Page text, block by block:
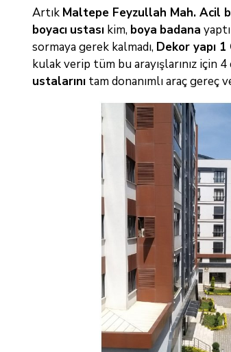
Artık Maltepe Feyzullah Mah. Acil
boyacı ustası kim, boya badana
sormaya gerek kalmadı, Dekor yapı
kulak verip tüm bu arayışlarınız için
ustalarını tam donanımlı araç